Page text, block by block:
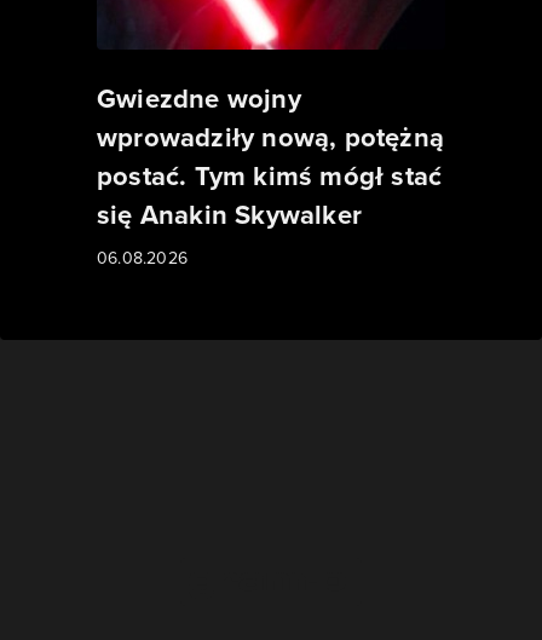
Gwiezdne wojny
wprowadziły nową, potężną
postać. Tym kimś mógł stać
się Anakin Skywalker
06.08.2026